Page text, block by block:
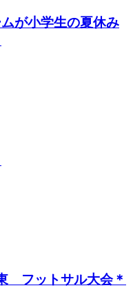
が小学生の夏休み
フットサル大会＊